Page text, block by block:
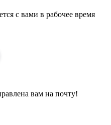
с вами в рабочее время
вам на почту!